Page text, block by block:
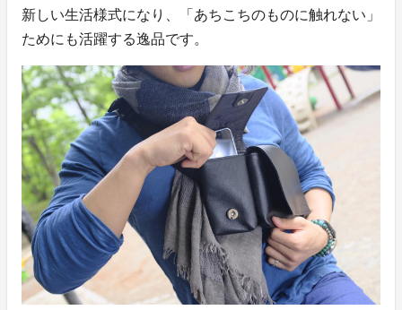
新しい生活様式になり、「あちこちのものに触れない」
ためにも活躍する逸品です。